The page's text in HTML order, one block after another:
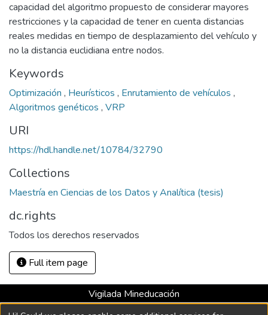
capacidad del algoritmo propuesto de considerar mayores
restricciones y la capacidad de tener en cuenta distancias
reales medidas en tiempo de desplazamiento del vehículo y
no la distancia euclidiana entre nodos.
Keywords
Optimización , Heurísticos , Enrutamiento de vehículos ,
Algoritmos genéticos , VRP
URI
https://hdl.handle.net/10784/32790
Collections
Maestría en Ciencias de los Datos y Analítica (tesis)
dc.rights
Todos los derechos reservados
Full item page
Vigilada Mineducación
Universidad con Acreditación Institucional hasta 2026 -